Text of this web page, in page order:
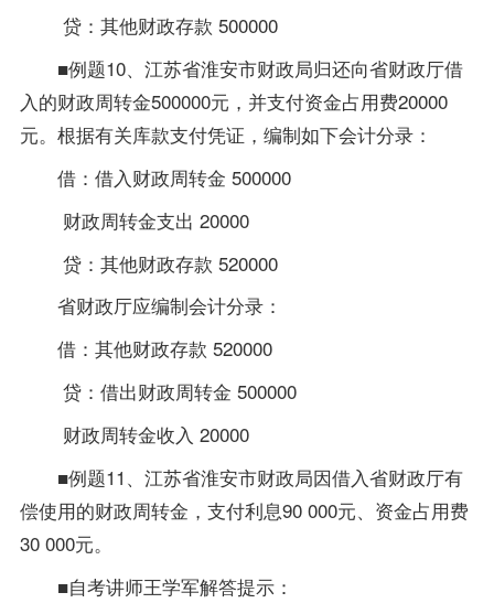
贷：其他财政存款 500000
■例题10、江苏省淮安市财政局归还向省财政厅借
入的财政周转金500000元，并支付资金占用费20000
元。根据有关库款支付凭证，编制如下会计分录：
借：借入财政周转金 500000
财政周转金支出 20000
贷：其他财政存款 520000
省财政厅应编制会计分录：
借：其他财政存款 520000
贷：借出财政周转金 500000
财政周转金收入 20000
■例题11、江苏省淮安市财政局因借入省财政厅有
偿使用的财政周转金，支付利息90 000元、资金占用费
30 000元。
■自考讲师王学军解答提示：